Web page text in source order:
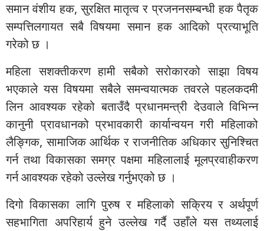
समान वंशीय हक, सुरक्षित मातृत्व र प्रजननसम्बन्धी हक पैतृक
सम्पत्तिलगायत सबै विषयमा समान हक आदिको प्रत्याभूति
गरेको छ ।
महिला सशक्तीकरण हामी सबैको सरोकारको साझा विषय
भएकाले यस विषयमा सबैले समन्वयात्मक तवरले पहलकदमी
लिन आवश्यक रहेको बताउँदै प्रधानमन्त्री देउवाले विभिन्न
कानुनी प्रावधानको प्रभावकारी कार्यान्वयन गरी महिलाको
लैङ्गिक, सामाजिक आर्थिक र राजनीतिक अधिकार सुनिश्चित
गर्न तथा विकासका समग्र पक्षमा महिलालाई मूलप्रवाहीकरण
गर्न आवश्यक रहेको उल्लेख गर्नुभएको छ ।
दिगो विकासका लागि पुरुष र महिलाको सक्रिय र अर्थपूर्ण
सहभागिता अपरिहार्य हुने उल्लेख गर्दै उहाँले यस तथ्यलाई